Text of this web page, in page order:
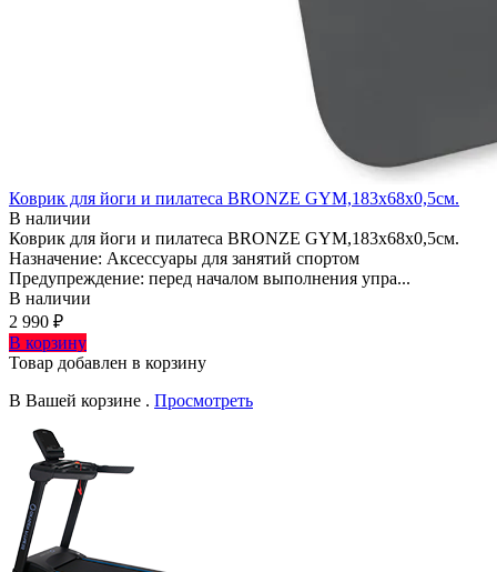
Коврик для йоги и пилатеса BRONZE GYM,183x68x0,5см.
В наличии
Коврик для йоги и пилатеса BRONZE GYM,183x68x0,5см.
Назначение: Аксессуары для занятий спортом
Предупреждение: перед началом выполнения упра...
В наличии
2 990 ₽
В корзину
Товар добавлен в корзину
В Вашей корзине . Просмотреть